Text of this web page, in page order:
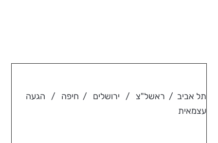
תל אביב / ראשל"צ / ירושלים / חיפה / הגעה
עצמאית